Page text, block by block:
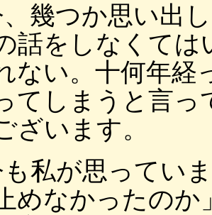
幾つか思い出
話をしなくて
ない。十何年経
てしまうと言
ざいます。
私が思ってい
めなかったの